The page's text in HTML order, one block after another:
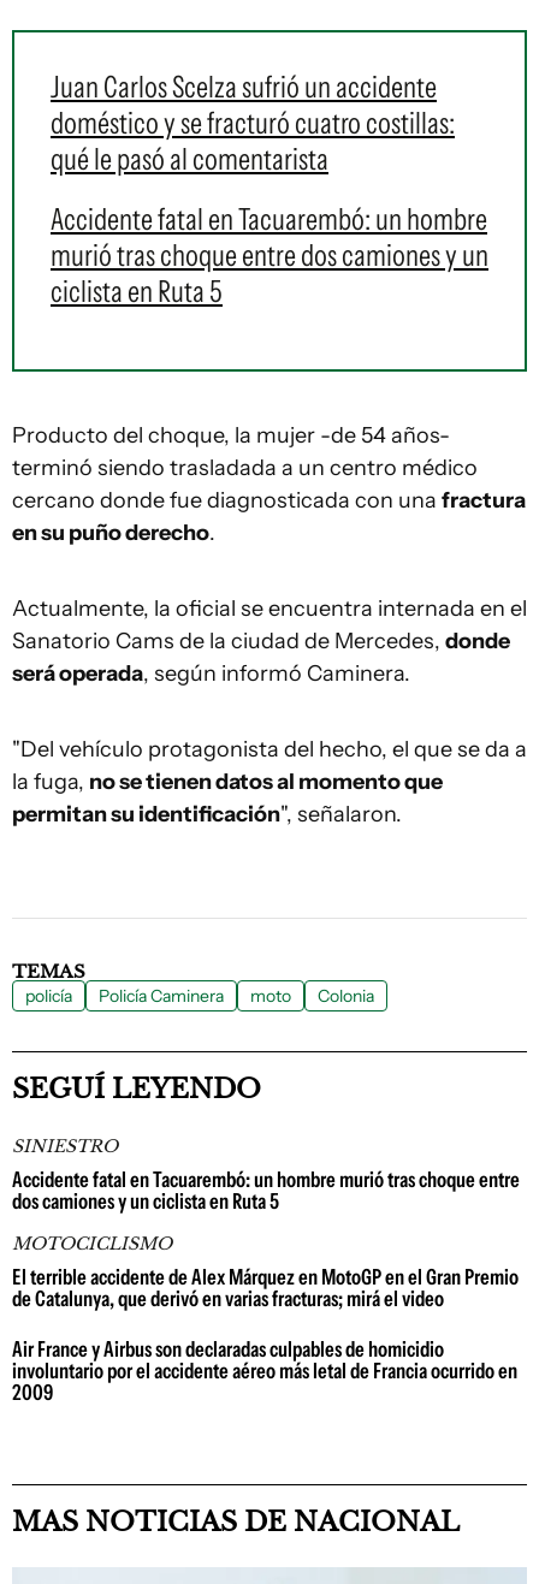
Juan Carlos Scelza sufrió un accidente
doméstico y se fracturó cuatro costillas:
qué le pasó al comentarista
Accidente fatal en Tacuarembó: un hombre
murió tras choque entre dos camiones y un
ciclista en Ruta 5
Producto del choque, la mujer -de 54 años-
terminó siendo trasladada a un centro médico
cercano donde fue diagnosticada con una fractura
en su puño derecho.
Actualmente, la oficial se encuentra internada en el
Sanatorio Cams de la ciudad de Mercedes, donde
será operada, según informó Caminera.
"Del vehículo protagonista del hecho, el que se da a
la fuga, no se tienen datos al momento que
permitan su identificación", señalaron.
TEMAS
policía Policía Caminera moto Colonia
SEGUÍ LEYENDO
SINIESTRO
Accidente fatal en Tacuarembó: un hombre murió tras choque entre
dos camiones y un ciclista en Ruta 5
MOTOCICLISMO
El terrible accidente de Alex Márquez en MotoGP en el Gran Premio
de Catalunya, que derivó en varias fracturas; mirá el video
Air France y Airbus son declaradas culpables de homicidio
involuntario por el accidente aéreo más letal de Francia ocurrido en
2009
MAS NOTICIAS DE NACIONAL